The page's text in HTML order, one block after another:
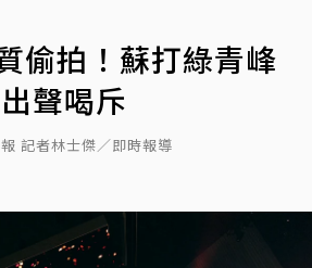
偷拍！蘇打綠青峰
聲喝斥
記者林士傑／即時報導